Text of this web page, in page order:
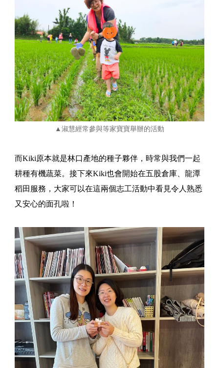
▲淑慧經常參與等家寶寶舉辦的活動
而Kiki原本就是林口產地的種子夥伴，時常與我們一起
耕種有機蔬菜。接下來Kiki也會開始在五股倉庫、龍潭
稻田服務，大家可以在這兩個志工活動中看見令人熟悉
又安心的面孔啦！